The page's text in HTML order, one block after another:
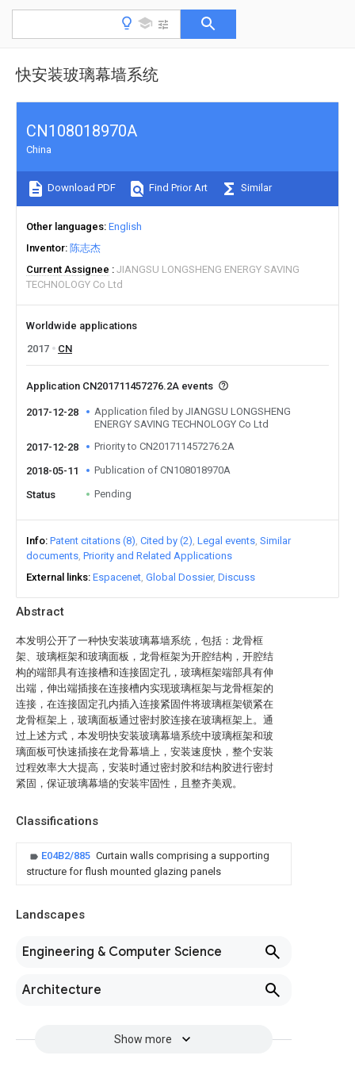
快安装玻璃幕墙系统
Abstract
本发明公开了一种快安装玻璃幕墙系统，包括：龙骨框
架、玻璃框架和玻璃面板，龙骨框架为开腔结构，开腔结
构的端部具有连接槽和连接固定孔，玻璃框架端部具有伸
出端，伸出端插接在连接槽内实现玻璃框架与龙骨框架的
连接，在连接固定孔内插入连接紧固件将玻璃框架锁紧在
龙骨框架上，玻璃面板通过密封胶连接在玻璃框架上。通
过上述方式，本发明快安装玻璃幕墙系统中玻璃框架和玻
璃面板可快速插接在龙骨幕墙上，安装速度快，整个安装
过程效率大大提高，安装时通过密封胶和结构胶进行密封
紧固，保证玻璃幕墙的安装牢固性，且整齐美观。
Classifications
E04B2/885 Curtain walls comprising a supporting
structure for flush mounted glazing panels
Landscapes
Engineering & Computer Science
Architecture
Show more
CN108018970A
China
Download PDF Find Prior Art Similar
Other languages English
Inventor 陈志杰
Current Assignee
JIANGSU LONGSHENG ENERGY SAVING
TECHNOLOGY Co Ltd
Worldwide applications
2017
CN
Application CN201711457276.2A events
2017-12-28
Application filed by JIANGSU LONGSHENG
ENERGY SAVING TECHNOLOGY Co Ltd
2017-12-28
Priority to CN201711457276.2A
2018-05-11 Publication of CN108018970A
Status Pending
Info Patent citations (8) Cited by (2) Legal events Similar
documents Priority and Related Applications
External links Espacenet Global Dossier Discuss